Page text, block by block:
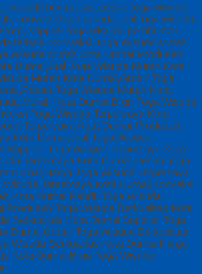
wisuda berkualitas, pesan toga wisuda,
konveksi toga wisuda, jual toga wisuda
supplier toga wisuda, pembuatan
terbaik, Konveksi Toga Wisuda Murah
Wisuda Murah Kota Dumai,Produsen
Dumai,Jual Toga Wisuda Murah Kota
Murah Kota Dumai,Grosir Toga
Toga Wisuda Murah Kota
Murah Kota Dumai,Bikin Toga Wisuda
Toga Wisuda Terpercaya Kota
Terpercaya Kota Dumai,Produsen
Kota Dumai,Jual Toga Wisuda
Toga Wisuda Terpercaya Kota
Terpercaya Kota Dumai,Pesan Toga
Dumai,Harga Toga Wisuda Terpercaya
Terpercaya Kota Dumai,Konveksi
Kota Dumai,Pabrik Toga Wisuda
Toga Wisuda Berkualitas Kota
Berkualitas Kota Dumai,Supplier Toga
Dumai,Grosir Toga Wisuda Berkualitas
Wisuda Berkualitas Kota Dumai,Harga
Kota Dumai,Bikin Toga Wisuda